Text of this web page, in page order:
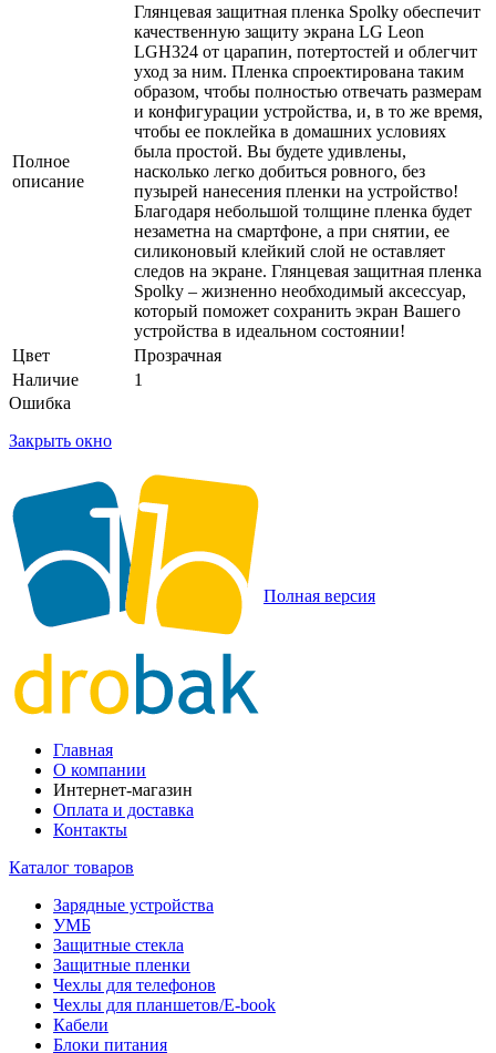
Полное
описание
Глянцевая защитная пленка Spolky обеспечит
качественную защиту экрана LG Leon
LGH324 от царапин, потертостей и облегчит
уход за ним. Пленка спроектирована таким
образом, чтобы полностью отвечать размерам
и конфигурации устройства, и, в то же время,
чтобы ее поклейка в домашних условиях
была простой. Вы будете удивлены,
насколько легко добиться ровного, без
пузырей нанесения пленки на устройство!
Благодаря небольшой толщине пленка будет
незаметна на смартфоне, а при снятии, ее
силиконовый клейкий слой не оставляет
следов на экране. Глянцевая защитная пленка
Spolky – жизненно необходимый аксессуар,
который поможет сохранить экран Вашего
устройства в идеальном состоянии!
Цвет
Прозрачная
Наличие
1
Ошибка
Закрыть окно
Полная версия
Главная
О компании
Интернет-магазин
Оплата и доставка
Контакты
Каталог товаров
Зарядные устройства
УМБ
Защитные стекла
Защитные пленки
Чехлы для телефонов
Чехлы для планшетов/E-book
Кабели
Блоки питания